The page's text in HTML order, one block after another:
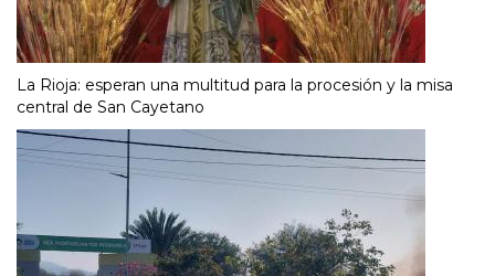
La Rioja: esperan una multitud para la procesión y la misa
central de San Cayetano